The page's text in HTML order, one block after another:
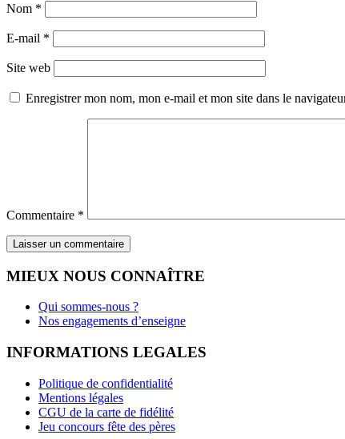
Nom *
E-mail *
Site web
Enregistrer mon nom, mon e-mail et mon site dans le
Commentaire *
MIEUX NOUS CONNAÎTRE
Qui sommes-nous ?
Nos engagements d’enseigne
INFORMATIONS LEGALES
Politique de confidentialité
Mentions légales
CGU de la carte de fidélité
Jeu concours fête des pères